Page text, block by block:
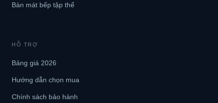
Bàn mát bếp tập thể
HỖ TRỢ
Bảng giá 2026
Hướng dẫn chọn mua
Chính sách bảo hành